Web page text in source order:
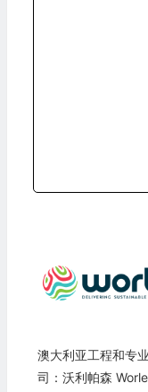
澳大利亚工程和专
司：沃利帕森